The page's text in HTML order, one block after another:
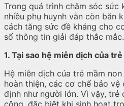
Trong quá trình chăm sóc sức
nhiều phụ huynh vẫn còn băn
cách tăng sức đề kháng cho
số thông tin giải đáp thắc mắc.
1. Tại sao hệ miễn dịch của
Hệ miễn dịch của trẻ mầm
hoàn thiện, các cơ chế bảo
định như người lớn. Vì vậy, trẻ
công, đặc biệt khi sinh hoạt